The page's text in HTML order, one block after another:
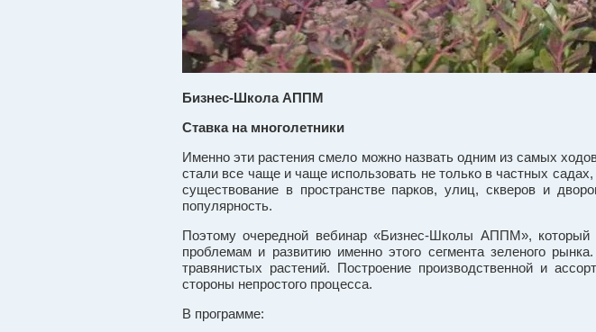
Бизнес-Школа АППМ
Ставка на многолетники
Именно эти растения смело можно назвать одним из самых
стали все чаще и чаще использовать не только в частных
существование в пространстве парков, улиц, скверов и
популярность.
Поэтому очередной вебинар «Бизнес-Школы АППМ», который
проблемам и развитию именно этого сегмента зеленого
травянистых растений. Построение производственной и
стороны непростого процесса.
В программе: